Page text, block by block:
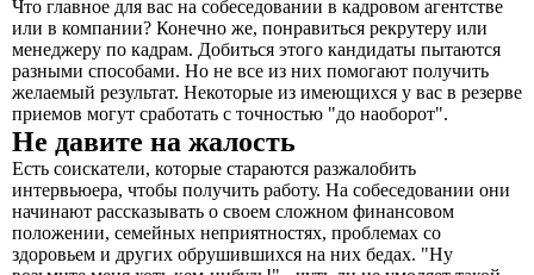
Что главное для вас на собеседовании в кадровом агентстве
или в компании? Конечно же, понравиться рекрутеру или
менеджеру по кадрам. Добиться этого кандидаты пытаются
разными способами. Но не все из них помогают получить
желаемый результат. Некоторые из имеющихся у вас в резерве
приемов могут сработать с точностью "до наоборот".
Не давите на жалость
Есть соискатели, которые стараются разжалобить
интервьюера, чтобы получить работу. На собеседовании они
начинают рассказывать о своем сложном финансовом
положении, семейных неприятностях, проблемах со
здоровьем и других обрушившихся на них бедах. "Ну